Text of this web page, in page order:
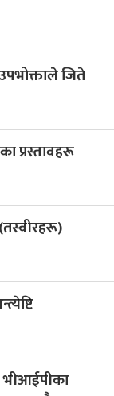
जिते
प्रस्तावहरू
भीआईपीका